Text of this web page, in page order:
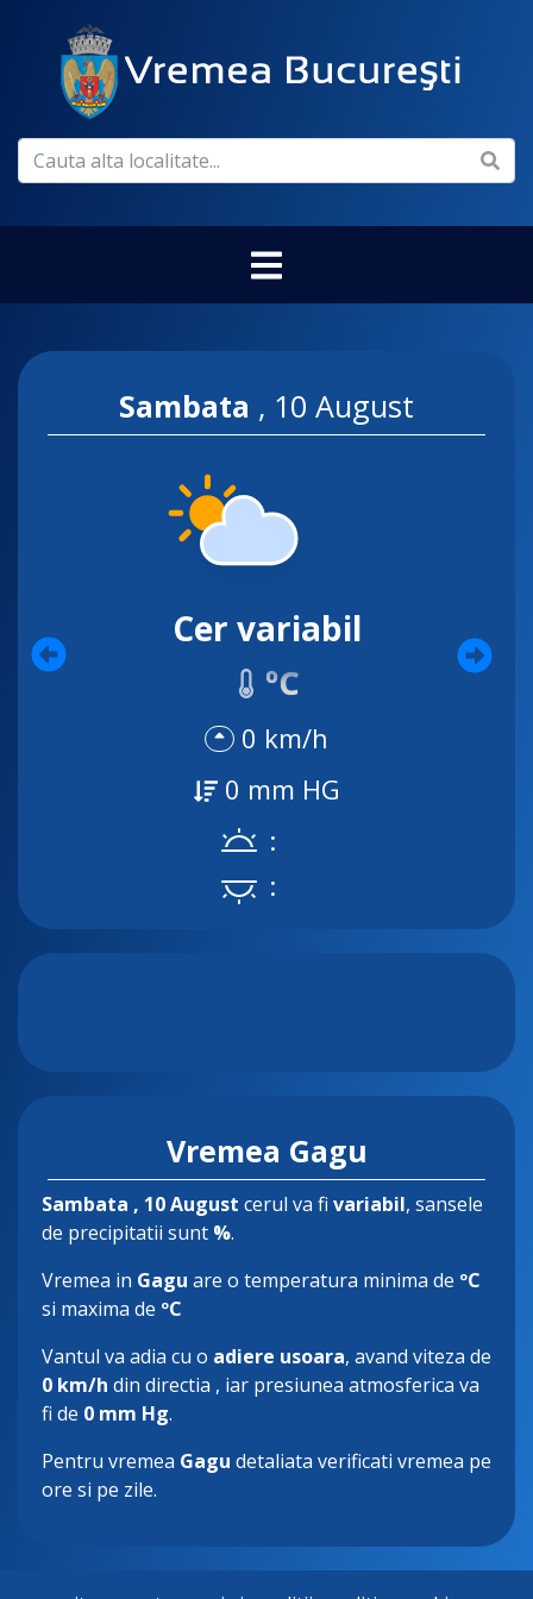
Sambata , 10 August
Cer variabil
ºC
0 km/h
0 mm HG
:
:
Vremea Gagu
Sambata , 10 August cerul va fi variabil, sansele
de precipitatii sunt %.
Vremea in Gagu are o temperatura minima de ºC
si maxima de ºC
Vantul va adia cu o adiere usoara, avand viteza de
0 km/h din directia , iar presiunea atmosferica va
fi de 0 mm Hg.
Pentru vremea Gagu detaliata verificati vremea pe
ore si pe zile.